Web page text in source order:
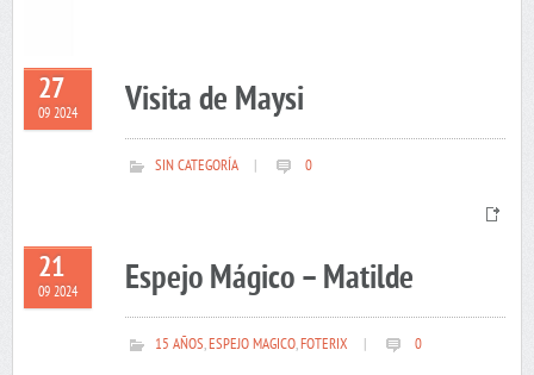
27
09 2024 Visita de Maysi
SIN CATEGORÍA 0
21
09 2024 Espejo Mágico – Matilde
15 AÑOS,ESPEJO MAGICO,FOTERIX 0